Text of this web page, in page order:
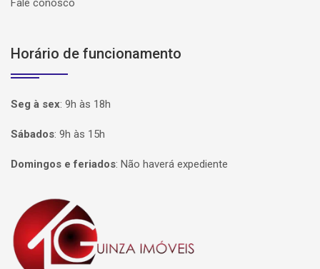
Fale conosco
Horário de funcionamento
Seg à sex: 9h às 18h
Sábados: 9h às 15h
Domingos e feriados: Não haverá expediente
Página inicial